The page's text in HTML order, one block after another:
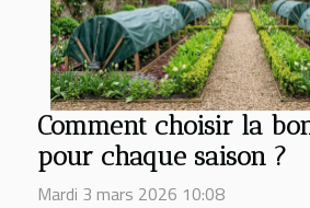
Comment choisir la
pour chaque saison ?
Mardi 3 mars 2026 10:08